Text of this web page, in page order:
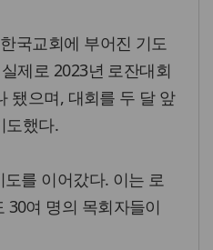
국교회에 부어진 기도
제로 2023년 로잔대회
됐으며, 대회를 두 달 앞
도했다.
를 이어갔다. 이는 로
여 명의 목회자들이